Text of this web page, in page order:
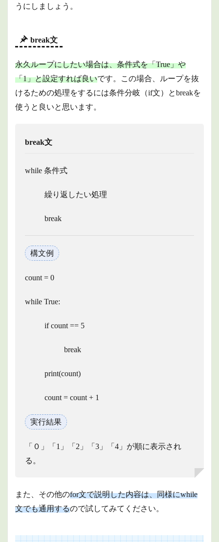
うにしましょう。
break文
永久ループにしたい場合は、条件式を「True」や
「1」と設定すれば良いです。この場合、ループを抜
けるための処理をするには条件分岐（if文）とbreakを
使うと良いと思います。
break文
while 条件式
繰り返したい処理
break
構文例
count = 0
while True:
if count == 5
break
print(count)
count = count + 1
実行結果
「０」「1」「2」「3」「4」が順に表示され
る。
また、その他のfor文で説明した内容は、同様にwhile
文でも通用するので試してみてください。